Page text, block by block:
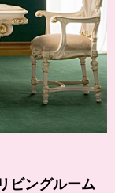
ビングルーム